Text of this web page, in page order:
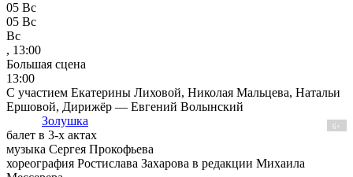
05 Вс
05 Вс
Вс
, 13:00
Большая сцена
13:00
С участием Екатерины Лиховой, Николая Мальцева, Натальи
Ершовой, Дирижёр — Евгений Волынский
Золушка
6+
балет в 3-х актах
музыка Сергея Прокофьева
хореография Ростислава Захарова в редакции Михаила